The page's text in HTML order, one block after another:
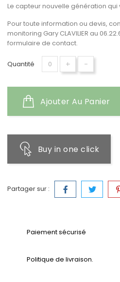
Le capteur nouvelle génération qui
Pour toute information ou devis,
monitoring Gary CLAVILIER au
formulaire de contact.
Quantité + -
Ajouter Au Panier
Buy in one click
Partager sur :
Paiement sécurisé
Politique de livraison.